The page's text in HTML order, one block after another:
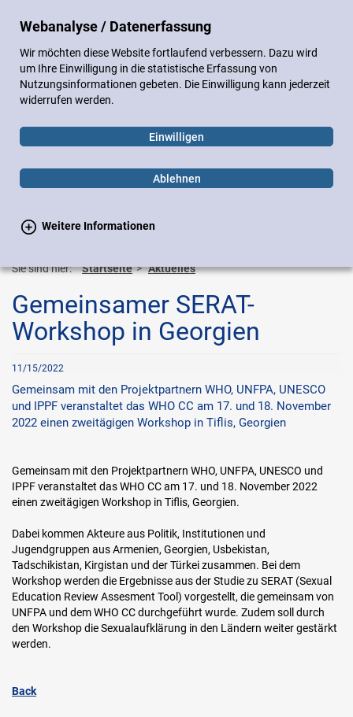
Webanalyse / Datenerfassung
Wir möchten diese Website fortlaufend verbessern. Dazu wird
um Ihre Einwilligung in die statistische Erfassung von
Nutzungsinformationen gebeten. Die Einwilligung kann jederzeit
widerrufen werden.
Einwilligen
Ablehnen
Weitere Informationen
Gebärdensprache
Leichte Sprache
Suchen
Sie sind hier:
Startseite Aktuelles
Gemeinsamer SERAT-
Workshop in Georgien
11/15/2022
Gemeinsam mit den Projektpartnern WHO, UNFPA, UNESCO
und IPPF veranstaltet das WHO CC am 17. und 18. November
2022 einen zweitägigen Workshop in Tiflis, Georgien
Gemeinsam mit den Projektpartnern WHO, UNFPA, UNESCO und
IPPF veranstaltet das WHO CC am 17. und 18. November 2022
einen zweitägigen Workshop in Tiflis, Georgien.
Dabei kommen Akteure aus Politik, Institutionen und
Jugendgruppen aus Armenien, Georgien, Usbekistan,
Tadschikistan, Kirgistan und der Türkei zusammen. Bei dem
Workshop werden die Ergebnisse aus der Studie zu SERAT (Sexual
Education Review Assesment Tool) vorgestellt, die gemeinsam von
UNFPA und dem WHO CC durchgeführt wurde. Zudem soll durch
den Workshop die Sexualaufklärung in den Ländern weiter gestärkt
werden.
Back